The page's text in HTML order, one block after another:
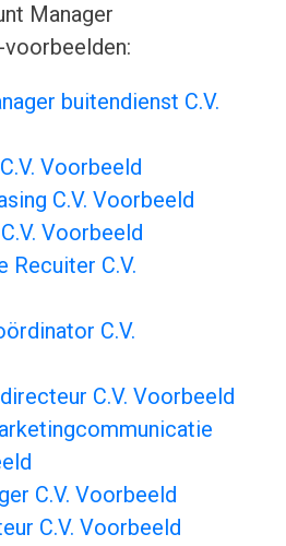
Manager
buitendienst C.V.
Voorbeeld
C.V. Voorbeeld
Voorbeeld
Recuiter C.V.
C.V.
C.V. Voorbeeld
C.V. Voorbeeld
C.V. Voorbeeld